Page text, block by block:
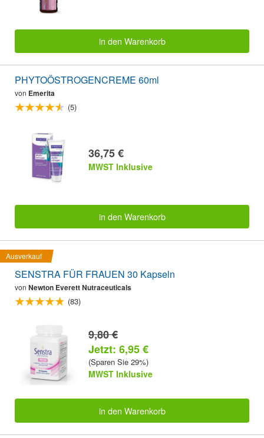
in den Warenkorb
PHYTOÖSTROGENCREME 60ml
von Emerita
(5)
36,75 €
MWST Inklusive
in den Warenkorb
Ausverkauf
SENSTRA FÜR FRAUEN 30 Kapseln
von Newton Everett Nutraceuticals
(83)
9,80 €
Jetzt: 6,95 €
(Sparen Sie 29%)
MWST Inklusive
in den Warenkorb